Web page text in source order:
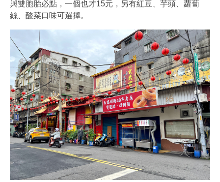
與雙胞胎必點，一個也才15元，另有紅豆、芋頭、蘿蔔
絲、酸菜口味可選擇。